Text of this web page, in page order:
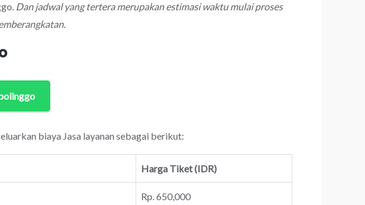
Dan jadwal yang tertera merupakan estimasi waktu mulai proses
biaya Jasa layanan sebagai berikut:
Harga Tiket (IDR)
Rp. 650,000